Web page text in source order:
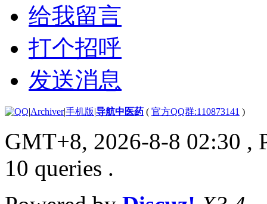
给我留言
打个招呼
发送消息
|Archiver|手机版|导航中医药 ( 官方QQ群:110873141 )
GMT+8, 2026-8-8 02:30 ,
10 queries .